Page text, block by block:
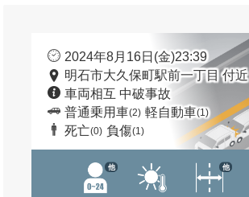
2024年8月16日(金)23:39
明石市大久保町駅前一丁目 付近
車両相互 中破事故
普通乗用車(2) 軽自動車(1)
死亡(0) 負傷(1)
他 他